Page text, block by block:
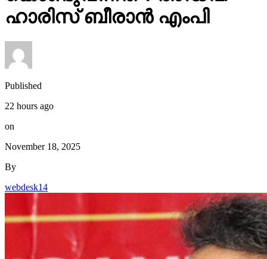
ഹാരിസ് ബീരാൻ എംപി
Published
22 hours ago
on
November 18, 2025
By
webdesk14